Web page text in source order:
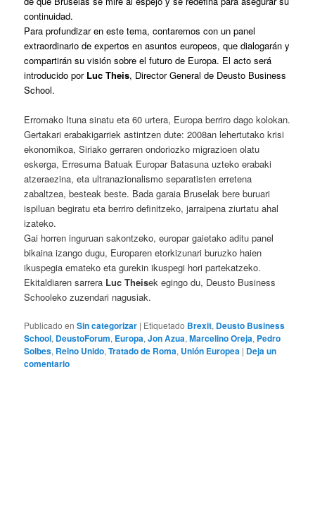
continuidad.
Para profundizar en este tema, contaremos con un panel
extraordinario de expertos en asuntos europeos, que dialogarán y
compartirán su visión sobre el futuro de Europa. El acto será
introducido por Luc Theis, Director General de Deusto Business
School.
Erromako Ituna sinatu eta 60 urtera, Europa berriro dago kolokan.
Gertakari erabakigarriek astintzen dute: 2008an lehertutako krisi
ekonomikoa, Siriako gerraren ondoriozko migrazioen olatu
eskerga, Erresuma Batuak Europar Batasuna uzteko erabaki
atzeraezina, eta ultranazionalismo separatisten erretena
zabaltzea, besteak beste. Bada garaia Bruselak bere buruari
ispiluan begiratu eta berriro definitzeko, jarraipena ziurtatu ahal
izateko.
Gai horren inguruan sakontzeko, europar gaietako aditu panel
bikaina izango dugu, Europaren etorkizunari buruzko haien
ikuspegia emateko eta gurekin ikuspegi hori partekatzeko.
Ekitaldiaren sarrera Luc Theisek egingo du, Deusto Business
Schooleko zuzendari nagusiak.
Publicado en Sin categorizar | Etiquetado Brexit, Deusto Business
School, DeustoForum, Europa,Jon Azua,Marcelino Oreja, Pedro
Solbes, Reino Unido,Tratado de Roma, Unión Europea | Deja un
comentario